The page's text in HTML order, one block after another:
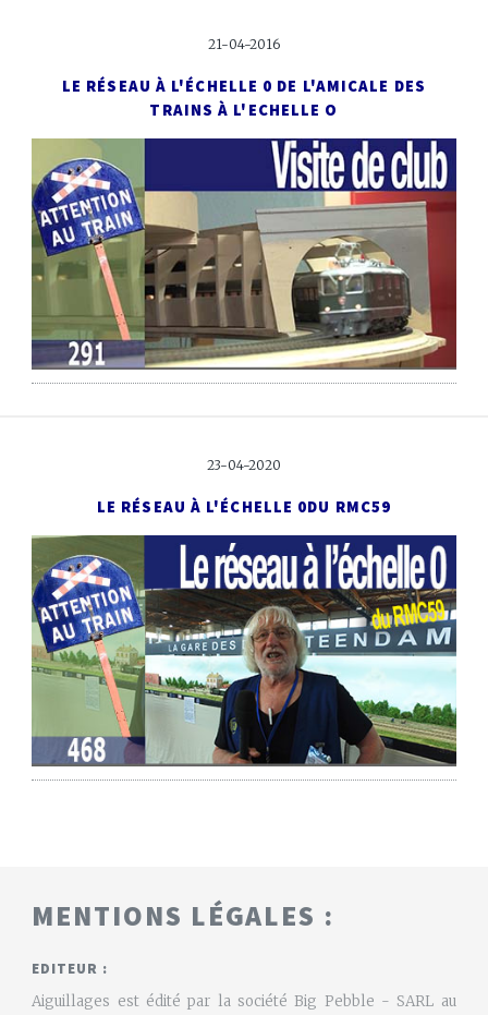
21-04-2016
LE RÉSEAU À L'ÉCHELLE 0 DE L'AMICALE DES
TRAINS À L'ECHELLE O
23-04-2020
LE RÉSEAU À L'ÉCHELLE 0DU RMC59
MENTIONS LÉGALES :
EDITEUR :
Aiguillages est édité par la société Big Pebble - SARL au